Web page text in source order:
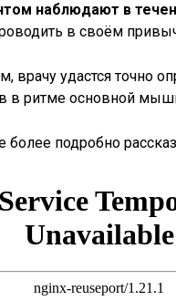
наблюдают в
в своём
врачу удастся точно
в ритме основной
более подробно